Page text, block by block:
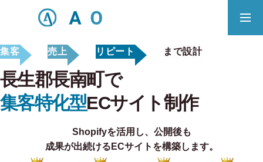
事業内容 無料相談
ECサイト制作対応エリア
あっ！と おどろく、みらいをつくる。
集客 売上 リピート まで設計
長生郡長南町で
集客特化型ECサイト制作
Shopifyを活用し、 公開後も
成果が出続けるECサイトを構築します。